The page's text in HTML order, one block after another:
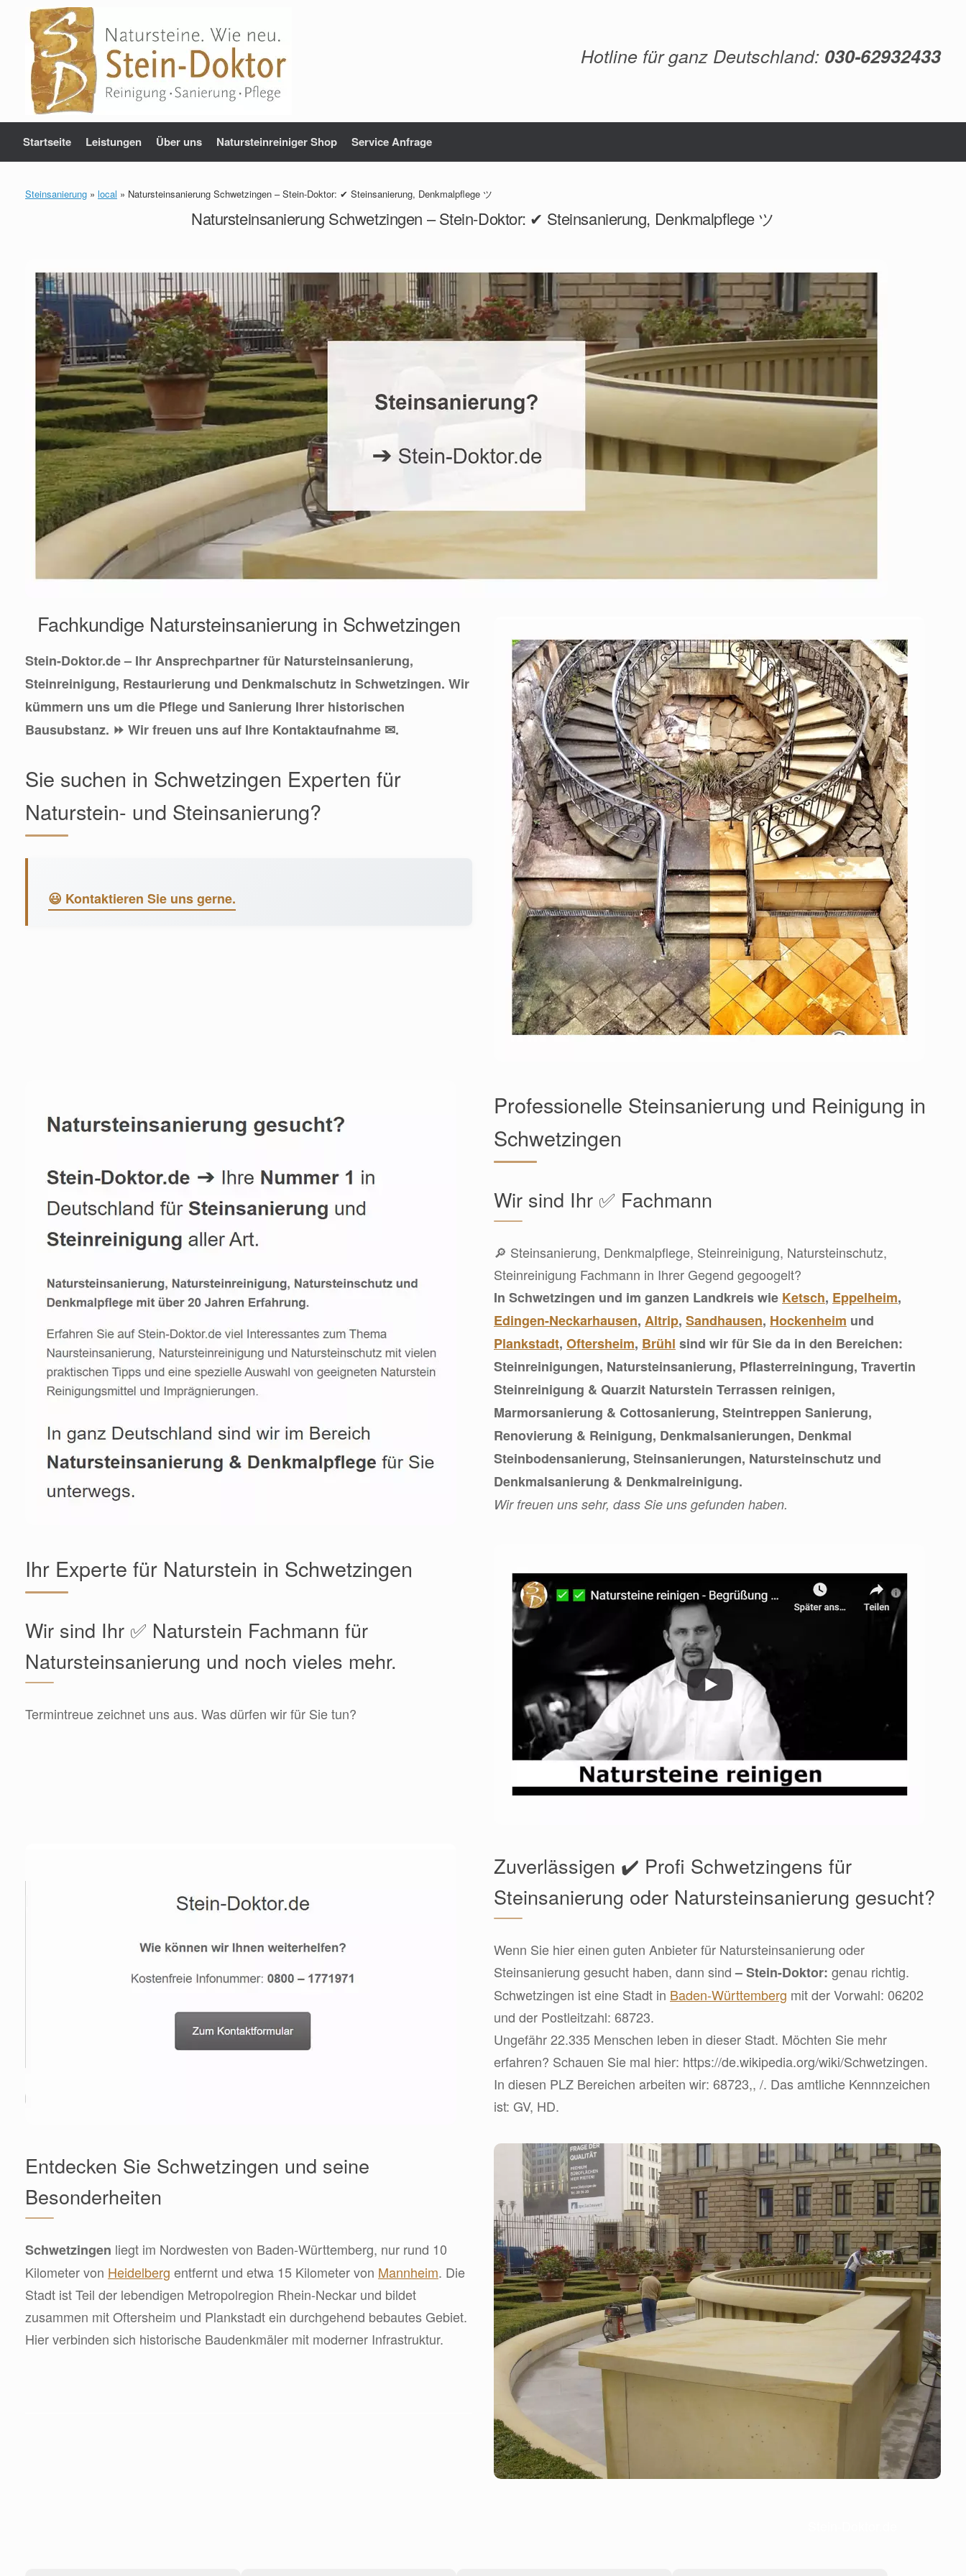
springen
Hotline für ganz Deutschland: 030-62932433
Startseite Leistungen Über uns Natursteinreiniger Shop Service Anfrage
Steinsanierung » local » Natursteinsanierung Schwetzingen – Stein-Doktor: ✔ Steinsanierung, Denkmalpflege ツ
Natursteinsanierung Schwetzingen – Stein-Doktor: ✔ Steinsanierung, Denkmalpflege ツ
Fachkundige Natursteinsanierung in Schwetzingen
Stein-Doktor.de – Ihr Ansprechpartner für Natursteinsanierung,
Steinreinigung, Restaurierung und Denkmalschutz in Schwetzingen. Wir
kümmern uns um die Pflege und Sanierung Ihrer historischen
Bausubstanz. ⏩ Wir freuen uns auf Ihre Kontaktaufnahme ✉.
Sie suchen in Schwetzingen Experten für
Naturstein- und Steinsanierung?
😃 Kontaktieren Sie uns gerne.
Professionelle Steinsanierung und Reinigung in
Schwetzingen
Wir sind Ihr ✅ Fachmann
🔎 Steinsanierung, Denkmalpflege, Steinreinigung, Natursteinschutz,
Steinreinigung Fachmann in Ihrer Gegend gegoogelt?
In Schwetzingen und im ganzen Landkreis wie Ketsch, Eppelheim,
Edingen-Neckarhausen, Altrip, Sandhausen, Hockenheim und
Plankstadt, Oftersheim, Brühl sind wir für Sie da in den Bereichen:
Steinreinigungen, Natursteinsanierung, Pflasterreiningung, Travertin
Steinreinigung & Quarzit Naturstein Terrassen reinigen,
Marmorsanierung & Cottosanierung, Steintreppen Sanierung,
Renovierung & Reinigung, Denkmalsanierungen, Denkmal
Steinbodensanierung, Steinsanierungen, Natursteinschutz und
Denkmalsanierung & Denkmalreinigung.
Wir freuen uns sehr, dass Sie uns gefunden haben.
Ihr Experte für Naturstein in Schwetzingen
Wir sind Ihr ✅ Naturstein Fachmann für
Natursteinsanierung und noch vieles mehr.
Termintreue zeichnet uns aus. Was dürfen wir für Sie tun?
Zuverlässigen ✔️ Profi Schwetzingens für
Steinsanierung oder Natursteinsanierung gesucht?
Wenn Sie hier einen guten Anbieter für Natursteinsanierung oder
Steinsanierung gesucht haben, dann sind– Stein-Doktor: genau richtig.
Schwetzingen ist eine Stadt in Baden-Württemberg mit der Vorwahl: 06202
und der Postleitzahl: 68723.
Ungefähr 22.335 Menschen leben in dieser Stadt. Möchten Sie mehr
erfahren? Schauen Sie mal hier: https://de.wikipedia.org/wiki/Schwetzingen.
In diesen PLZ Bereichen arbeiten wir: 68723,, /. Das amtliche Kennnzeichen
ist: GV, HD.
Entdecken Sie Schwetzingen und seine
Besonderheiten
Schwetzingen liegt im Nordwesten von Baden-Württemberg, nur rund 10
Kilometer von Heidelberg entfernt und etwa 15 Kilometer von Mannheim. Die
Stadt ist Teil der lebendigen Metropolregion Rhein-Neckar und bildet
zusammen mit Oftersheim und Plankstadt ein durchgehend bebautes Gebiet.
Hier verbinden sich historische Baudenkmäler mit moderner Infrastruktur.